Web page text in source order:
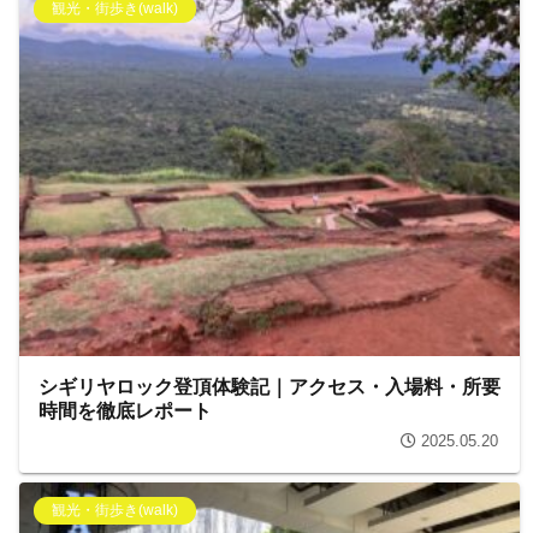
観光・街歩き(walk)
シギリヤロック登頂体験記｜アクセス・入場料・所要
時間を徹底レポート
2025.05.20
観光・街歩き(walk)